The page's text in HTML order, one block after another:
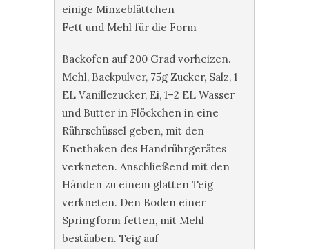
einige Minzeblättchen
Fett und Mehl für die Form
Backofen auf 200 Grad vorheizen.
Mehl, Backpulver, 75g Zucker, Salz, 1
EL Vanillezucker, Ei, 1–2 EL Wasser
und Butter in Flöckchen in eine
Rührschüssel geben, mit den
Knethaken des Handrührgerätes
verkneten. Anschließend mit den
Händen zu einem glatten Teig
verkneten. Den Boden einer
Springform fetten, mit Mehl
bestäuben. Teig auf